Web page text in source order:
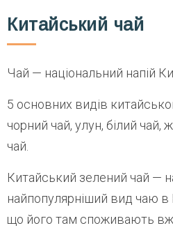
Китайський чай
Чай — національний напій
5 основних видів
чорний чай, улун, білий чай,
чай.
Китайський зелений чай —
найпопулярніший вид чаю в
що його там споживають